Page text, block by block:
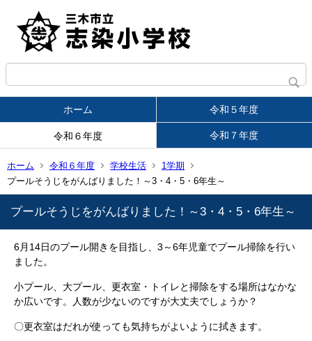
ホーム 令和５年度
令和６年度 令和７年度
ホーム 令和６年度 学校生活
1学期
プールそうじをがんばりました！～3・4・5・6年生～
プールそうじをがんばりました！～3・4・5・6年生～
6月14日のプール開きを目指し、3～6年児童でプール掃除を行い
ました。
小プール、大プール、更衣室・トイレと掃除をする場所はなかな
か広いです。人数が少ないのですが大丈夫でしょうか？
〇更衣室はだれが使っても気持ちがよいように拭きます。